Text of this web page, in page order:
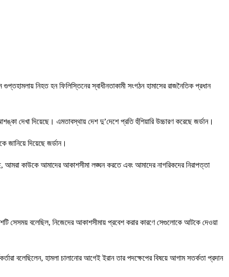
নিহত হন ফিলিস্তিনের স্বাধীনতাকামী সংগঠন হামাসের রাজনৈতিক প্রধান
দেখা দিয়েছে। এমতাবস্থায় দেশ দু’দেশে প্রতি হুঁশিয়ারি উচ্চারণ করেছে জর্ডান।
জানিয়ে দিয়েছে জর্ডান।
আমরা কাউকে আমাদের আকাশসীমা লঙ্ঘন করতে এবং আমাদের নাগরিকদের নিরাপত্তা
সেসময় বলেছিল, নিজেদের আকাশসীমায় প্রবেশ করার কারণে সেগুলোকে আটকে দেওয়া
বলেছিলেন, হামলা চালানোর আগেই ইরান তার পদক্ষেপের বিষয়ে আগাম সতর্কতা প্রদান